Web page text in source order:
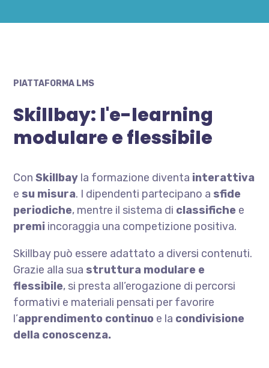
PIATTAFORMA LMS
Skillbay: l'e-learning
modulare e flessibile
ConSkillbay la formazione diventa interattiva
e su misura. I dipendenti partecipano a sfide
periodiche, mentre il sistema di classifiche e
premi incoraggia una competizione positiva.
Skillbay può essere adattato a diversi contenuti.
Grazie alla sua struttura modulare e
flessibile, si presta all’erogazione di percorsi
formativi e materiali pensati per favorire
l’apprendimento continuo e la condivisione
della conoscenza.